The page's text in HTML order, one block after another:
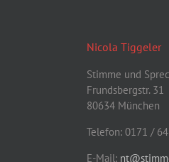
Nicola Tiggeler
Stimme und
Frundsbergstr. 31
80634 München
Telefon: 0171 /
E-Mail: